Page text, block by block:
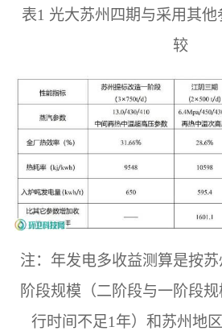
表1 光大苏州四期与采用其
较
注：年发电多收益测算是按
阶段规模（二阶段与一阶段
行时间不足1年）和苏州地